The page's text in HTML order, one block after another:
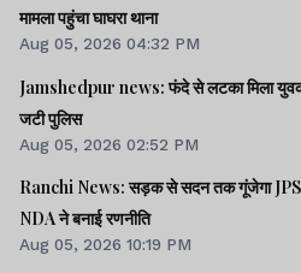
मामला पहुंचा घाघरा थाना
Aug 05, 2026 04:32 PM
Jamshedpur news: फंदे से लटका मिला
जटी पुलिस
Aug 05, 2026 02:52 PM
Ranchi News: सड़क से सदन तक गूंजेगा
NDA ने बनाई रणनीति
Aug 05, 2026 10:19 PM